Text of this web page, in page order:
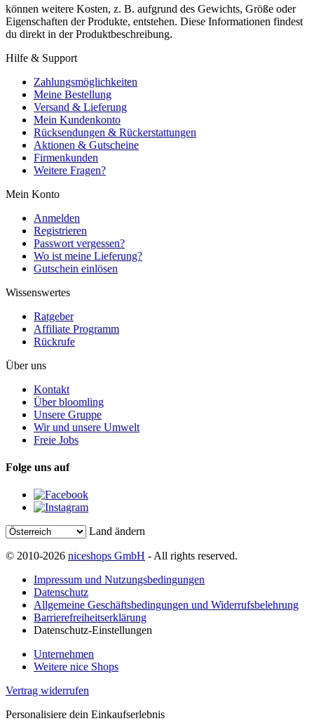
können weitere Kosten, z. B. aufgrund des Gewichts, Größe oder
Eigenschaften der Produkte, entstehen. Diese Informationen findest
du direkt in der Produktbeschreibung.
Hilfe & Support
Zahlungsmöglichkeiten
Meine Bestellung
Versand & Lieferung
Mein Kundenkonto
Rücksendungen & Rückerstattungen
Aktionen & Gutscheine
Firmenkunden
Weitere Fragen?
Mein Konto
Anmelden
Registrieren
Passwort vergessen?
Wo ist meine Lieferung?
Gutschein einlösen
Wissenswertes
Ratgeber
Affiliate Programm
Rückrufe
Über uns
Kontakt
Über bloomling
Unsere Gruppe
Wir und unsere Umwelt
Freie Jobs
Folge uns auf
Land ändern
© 2010-2026 niceshops GmbH - All rights reserved.
Impressum und Nutzungsbedingungen
Datenschutz
Allgemeine Geschäftsbedingungen und Widerrufsbelehrung
Barrierefreiheitserklärung
Datenschutz-Einstellungen
Unternehmen
Weitere nice Shops
Vertrag widerrufen
Personalisiere dein Einkaufserlebnis